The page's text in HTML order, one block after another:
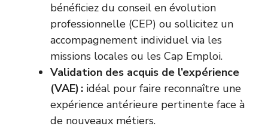
bénéficiez du conseil en évolution
professionnelle (CEP) ou sollicitez un
accompagnement individuel via les
missions locales ou les Cap Emploi.
Validation des acquis de l’expérience
(VAE) : idéal pour faire reconnaître une
expérience antérieure pertinente face à
de nouveaux métiers.